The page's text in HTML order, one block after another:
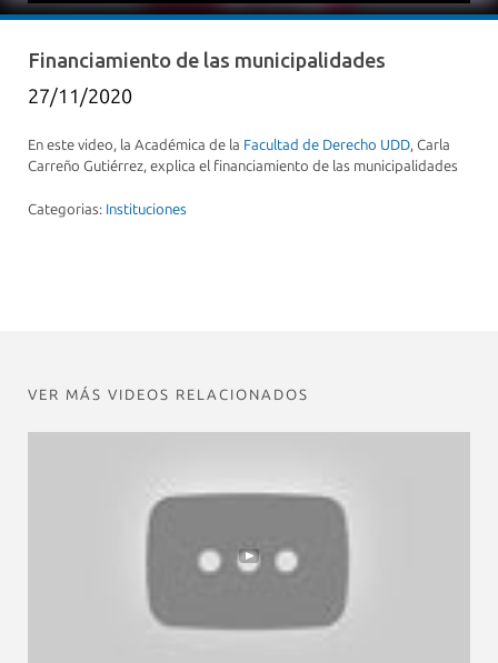
Financiamiento de las municipalidades
27/11/2020
En este video, la Académica de la Facultad de Derecho UDD, Carla
Carreño Gutiérrez, explica el financiamiento de las municipalidades
Categorias: Instituciones
VER MÁS VIDEOS RELACIONADOS